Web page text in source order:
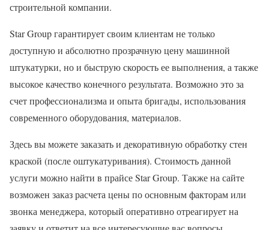
строительной компании.
Star Group гарантирует своим клиентам не только
доступную и абсолютно прозрачную цену машинной
штукатурки, но и быструю скорость ее выполнения, а также
высокое качество конечного результата. Возможно это за
счет профессионализма и опыта бригады, использования
современного оборудования, материалов.
Здесь вы можете заказать и декоративную обработку стен
краской (после оштукатуривания). Стоимость данной
услуги можно найти в прайсе Star Group. Также на сайте
возможен заказ расчета цены по основным факторам или
звонка менеджера, который оперативно отреагирует на